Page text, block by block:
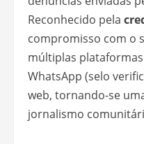
Reconhecido pela
compromisso com o
múltiplas
WhatsApp (selo
web, tornando-se
jornalismo